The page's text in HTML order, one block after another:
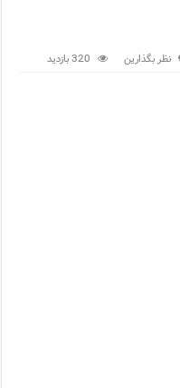
نظر بگذارین 320 بازدید